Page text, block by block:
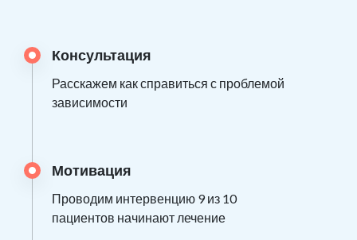
Консультация
Расскажем как справиться с проблемой
зависимости
Мотивация
Проводим интервенцию 9 из 10
пациентов начинают лечение